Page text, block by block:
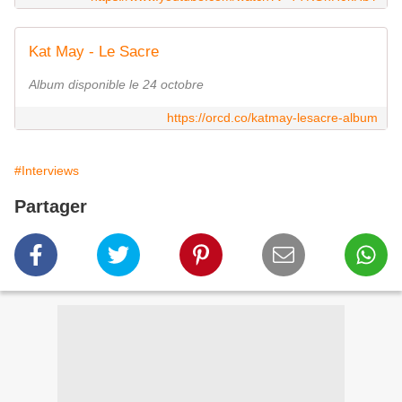
Kat May - Le Sacre
Album disponible le 24 octobre
https://orcd.co/katmay-lesacre-album
#Interviews
Partager